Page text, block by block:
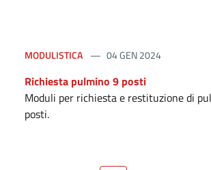
MODULISTICA 04 GEN 2024
Richiesta pulmino 9 posti
Moduli per richiesta e restituzione di
posti.